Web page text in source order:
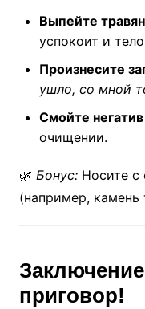
Выпейте
успокоит и
Произнесите
ушло, со мной
Смойте негатив
очищении.
🌿 Бонус:Носите с
(например, камень
приговор!